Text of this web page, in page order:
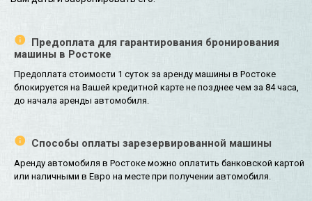
Предоплата для гарантирования бронирования
машины в Ростоке
Предоплата стоимости 1 суток за аренду машины в Ростоке
блокируется на Вашей кредитной карте не позднее чем за 84 часа,
до начала аренды автомобиля.
Способы оплаты зарезервированной машины
Аренду автомобиля в Ростоке можно оплатить банковской картой
или наличными в Евро на месте при получении автомобиля.